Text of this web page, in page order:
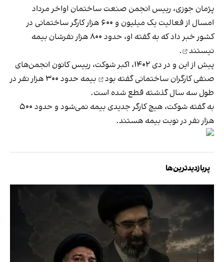
پژمان جوزی، رییس انجمن صنعت ساختمان اواخر مرداد
امسال از فعالیت یک میلیون و ۶۰۰ هزار کارگر ساختمانی در
کشور خبر داد که به گفته او،
حدود ٨٠٠ هزار نفرشان بیمه
نیستند
.
پیش از این و در دی ۱۴۰۲، اکبر شوکت، رییس کانون انجمن‌های
صنفی کارگران ساختمانیگفته بود
بیمه حدود ۳۰۰ هزار نفر در
طول سه سال گذشته قطع شده است.
به گفته شوکت، هیچ کارگر جدیدی بیمه نمی‌شود و حدود ۵۰۰
هزار نفر در نوبت بیمه هستند.
پربازدیدترین‌ها